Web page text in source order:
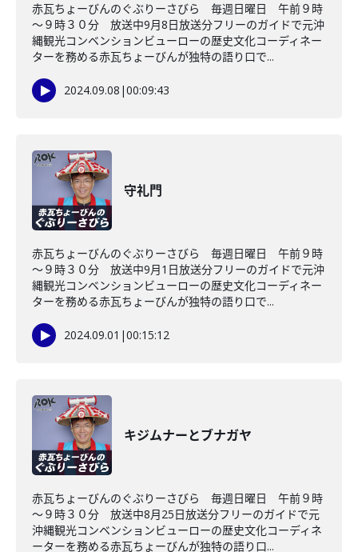
赤瓦ちょーびんのぐぶりーさびら 毎週日曜日 午前９時
～９時３０分 放送中9月8日放送分フリーのガイドで元沖
縄観光コンベンションビューローの歴史文化コーディネー
ターを務める赤瓦ちょーびんが独特の語り口で...
2024.09.08 |00:09:43
守礼門
赤瓦ちょーびんのぐぶりーさびら 毎週日曜日 午前９時
～９時３０分 放送中9月1日放送分フリーのガイドで元沖
縄観光コンベンションビューローの歴史文化コーディネー
ターを務める赤瓦ちょーびんが独特の語り口で...
2024.09.01 |00:15:12
キジムナーとブナガヤ
赤瓦ちょーびんのぐぶりーさびら 毎週日曜日 午前９時
～９時３０分 放送中8月25日放送分フリーのガイドで元
沖縄観光コンベンションビューローの歴史文化コーディネ
ーターを務める赤瓦ちょーびんが独特の語り口...